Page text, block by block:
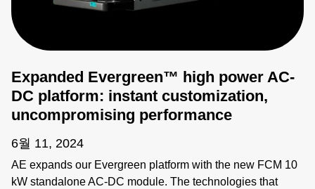
Expanded Evergreen™ high power AC-
DC platform: instant customization,
uncompromising performance
6월 11, 2024
AE expands our Evergreen platform with the new FCM 10
kW standalone AC-DC module. The technologies that